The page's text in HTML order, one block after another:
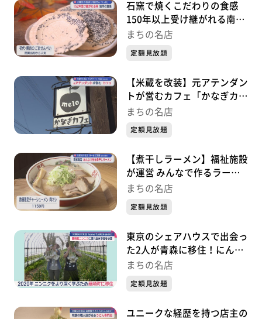
営業時間：11時～16時（ランチL.O.13:30）
定休日：水曜 ※日曜不定休あり
お店の営業時間や詳しい営業日は、インスタグラム
（nook_2025.05）で確認を
※店舗情報などは取材・放送当時のもので、変わってい
る場合があります。
石窯で焼くこだわりの食感
150年以上受け継がれる南部
せんべいの味「川越せんべい
『まちの名店』～
まちの名店
定額見放題
【米蔵を改装】元アテンダン
トが営むカフェ「かなぎカフ
ェ melo」（青森・五所川原
まちの名店
定額見放題
【煮干しラーメン】福祉施設
が運営 みんなで作るラーメ
ン店「あーるど製麺」（青
名店』～
まちの名店
定額見放題
東京のシェアハウスで出会っ
た2人が青森に移住！にんに
くパスタとアフタヌーンティ
まちの名店
定額見放題
ユニークな経歴を持つ店主の